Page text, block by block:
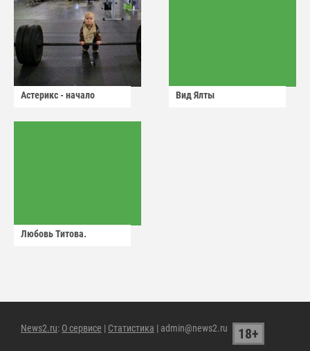
Астерикс - начало Вид Ялты
Любовь Титова.
News2.ru: О сервисе | Статистика | admin@news2.ru 18+